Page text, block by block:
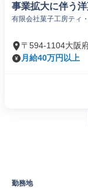
事業拡大に伴う
有限会社菓子工房ティ
〒594-1104大阪
月給40万円以上
勤務地